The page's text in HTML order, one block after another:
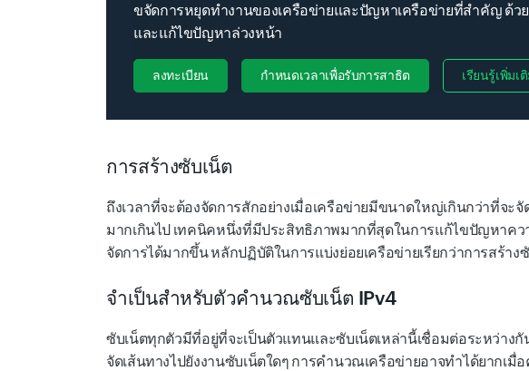
ขจัดการหยุดทำงานของเครือข่ายและปัญหาเครือข่ายที่สำคัญ ด้ว
และแก้ไขปัญหาล่วงหน้า
ลงทะเบียน กำหนดเวลาเพื่อรับการสาธิต เรียนรู้เพิ่มเ
การสร้างซับเน็ต
ถึงเวลาที่จะต้องจัดการสักอย่างเมื่อเครือข่ายมีขนาดใหญ่เกินกว่าที่จ
มากเกินไป เทคนิคหนึ่งที่มีประสิทธิภาพมากที่สุดในการแก้ไขปัญหาคว
จัดการได้มากขึ้น หลักปฏิบัติในการแบ่งย่อยเครือข่ายเรียกว่าการสร้า
จำเป็นสำหรับตัวคำนวณซับเน็ต IPv4
ซับเน็ตทุกตัวมีที่อยู่ที่จะเป็นตัวแทนและซับเน็ตเหล่านี้เชื่อมต่อระหว่างกั
จัดเส้นทางไปยังงานซับเน็ตใดๆ การคำนวณเครือข่ายอาจทำได้ยาก